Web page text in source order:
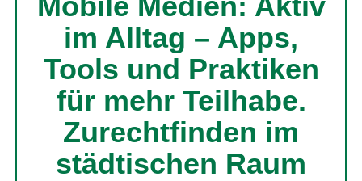
im Alltag – Apps,
Tools und Praktiken
für mehr Teilhabe.
Zurechtfinden im
städtischen Raum